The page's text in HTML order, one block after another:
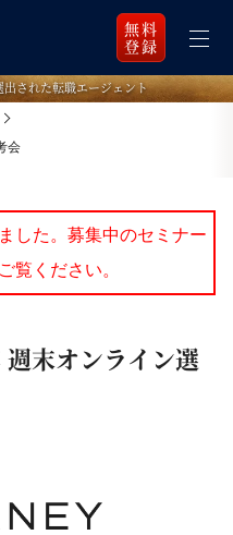
無料
登録
された転職エージェント
会
した。募集中のセミナー
覧ください。
末オンライン選